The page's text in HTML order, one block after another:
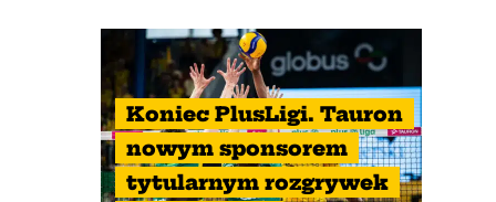
Koniec PlusLigi. Tauron
nowym sponsorem
tytularnym rozgrywek